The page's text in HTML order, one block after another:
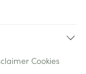
Cookies